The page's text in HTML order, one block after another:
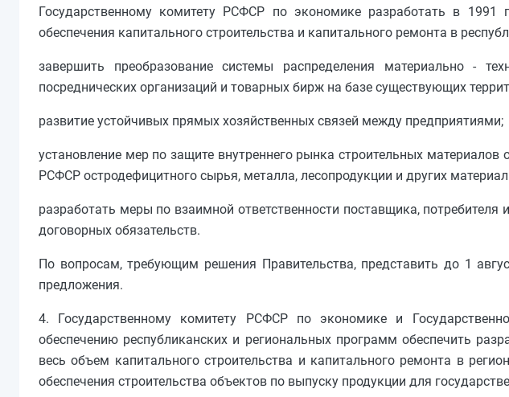
Государственному комитету РСФСР по экономике разработать в 1991
обеспечения капитального строительства и капитального ремонта в
завершить преобразование системы распределения материально -
посреднических организаций и товарных бирж на базе существующих
развитие устойчивых прямых хозяйственных связей между предприятиями;
установление мер по защите внутреннего рынка строительных
РСФСР остродефицитного сырья, металла, лесопродукции и других
разработать меры по взаимной ответственности поставщика,
договорных обязательств.
По вопросам, требующим решения Правительства, представить до 1
предложения.
4. Государственному комитету РСФСР по экономике и
обеспечению республиканских и региональных программ обеспечить
весь объем капитального строительства и капитального ремонта в
обеспечения строительства объектов по выпуску продукции для